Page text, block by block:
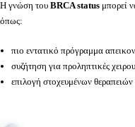
Η γνώση του BRCA status μπορεί
όπως:
πιο εντατικό πρόγραμμα
συζήτηση για προληπτικές
επιλογή στοχευμένων